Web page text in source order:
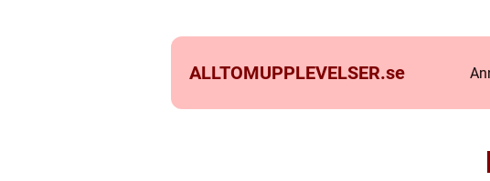
ALLTOMUPPLEVELSER.se